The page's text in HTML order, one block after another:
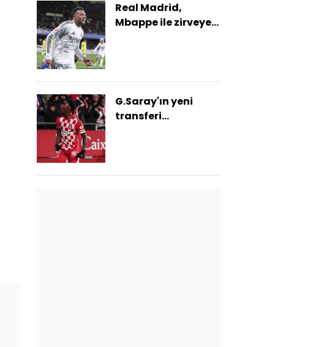
Real Madrid,
Mbappe ile zirveye
G.Saray'ın yeni
transferi